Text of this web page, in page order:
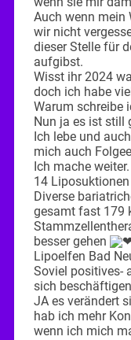
Auch wenn mein
wir nicht
dieser Stelle für
aufgibst.
Wisst ihr 2024
doch ich habe
Warum schreibe
Nun ja es ist still
Ich lebe und
mich auch
Ich mache weiter.
14
Diverse
gesamt fast 179
besser gehen
Lipoelfen Bad
Soviel positives-
sich
JA es verändert
hab ich mehr
wenn ich mich